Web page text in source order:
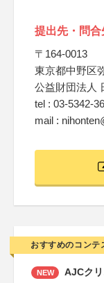
提出先・問合
〒164-0013
東京都中野区
公益財団法人
tel : 03-5342-
mail :
おすすめのコンテ
NEW AJCク